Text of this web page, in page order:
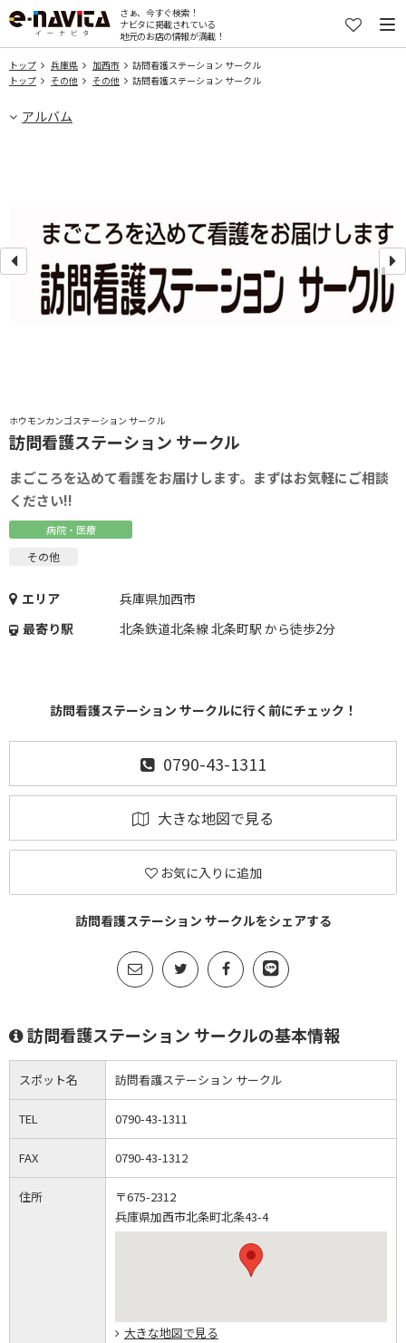
さぁ、今すぐ検索！
ナビタに掲載されている
地元のお店の情報が満載！
トップ 兵庫県 加西市
訪問看護ステーション サークル
トップ
その他 その他 訪問看護ステーション サークル
アルバム
ホウモンカンゴステーション サークル
訪問看護ステーション サークル
まごころを込めて看護をお届けします。まずはお気軽にご相談
ください!!
病院・医療
その他
エリア
兵庫県加西市
最寄り駅
北条鉄道北条線 北条町駅 から徒歩2分
訪問看護ステーション サークルに行く前にチェック！
0790-43-1311
大きな地図で見る
お気に入りに追加
訪問看護ステーション サークルをシェアする
訪問看護ステーション サークルの基本情報
スポット名 訪問看護ステーション サークル
TEL 0790-43-1311
FAX 0790-43-1312
住所
〒675-2312
兵庫県加西市北条町北条43-4
大きな地図で見る